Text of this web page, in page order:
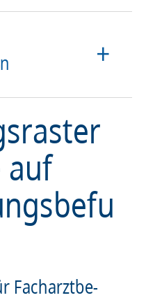
auf
Fach­a­rzt­be­